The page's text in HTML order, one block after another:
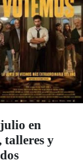
en
talleres y